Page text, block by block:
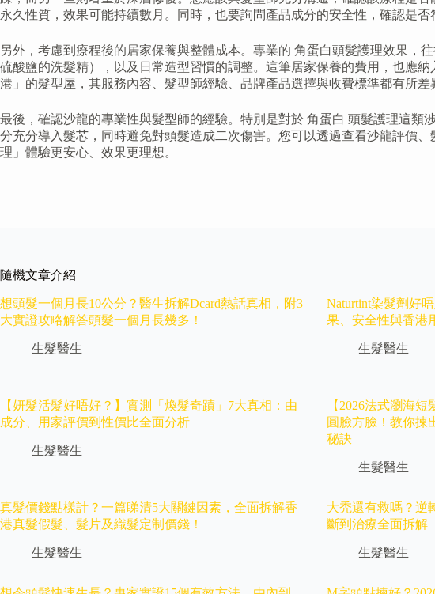
永久性質，效果可能持續數月。同時，也要詢問產品成分的安全性，確認是否
另外，考慮到療程後的居家保養與整體成本。專業的 角蛋白頭髮護理效果，
硫酸鹽的洗髮精），以及日常造型習慣的調整。這筆居家保養的費用，也應
港」的髮型屋，其服務內容、髮型師經驗、品牌產品選擇與收費標準都有所
最後，確認沙龍的專業性與髮型師的經驗。特別是對於 角蛋白 頭髮護理這
分充分導入髮芯，同時避免對頭髮造成二次傷害。您可以透過查看沙龍評價
理」體驗更安心、效果更理想。
隨機文章介紹
想頭髮一個月長10公分？醫生拆解Dcard熱話真相，附3
大實證攻略解答頭髮一個月長幾多！
生髮醫生
Naturtint染髮劑好
果、安全性與香港
生髮醫生
【妍髮活髮好唔好？】實測「煥髮奇蹟」7大真相：由
成分、用家評價到性價比全面分析
生髮醫生
【2026法式瀏海
圓臉方臉！教你揀
秘訣
生髮醫生
真髮價錢點樣計？一篇睇清5大關鍵因素，全面拆解香
港真髮假髮、髮片及織髮定制價錢！
生髮醫生
大禿還有救嗎？逆
斷到治療全面拆解
生髮醫生